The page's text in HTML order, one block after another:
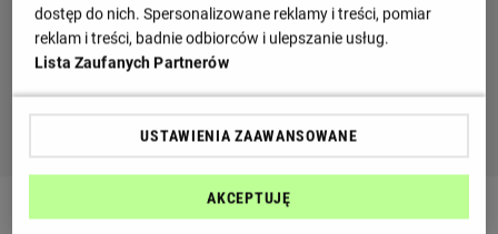
dostęp do nich. Spersonalizowane reklamy i treści, pomiar
reklam i treści, badnie odbiorców i ulepszanie usług.
Lista Zaufanych Partnerów
USTAWIENIA ZAAWANSOWANE
AKCEPTUJĘ